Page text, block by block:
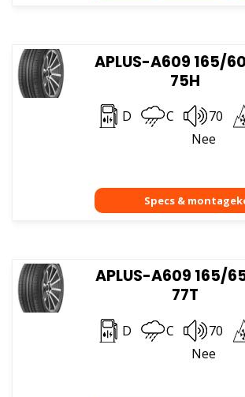
APLUS-A609 165/
75H
D C 70
Nee
APLUS-A609 165/
77T
D C 70
Nee